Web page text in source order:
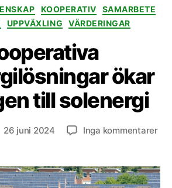
Kategorier
KOOPERATIV
SAMARBETE
UPPVÄXLING VÄRDERINGAR
ökar
till solenergi
26 juni 2024 Inga kommentarertill